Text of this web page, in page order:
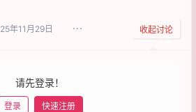
25年11月29日 收起讨论
请先登录！
登录 快速注册